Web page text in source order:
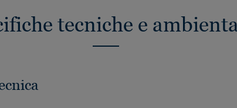
tecniche e